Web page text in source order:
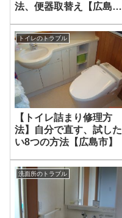
法、便器取替え【広島
トイレのトラブル
【トイレ詰まり修理方
法】自分で直す、試した
い8つの方法【広島市】
洗面所のトラブル